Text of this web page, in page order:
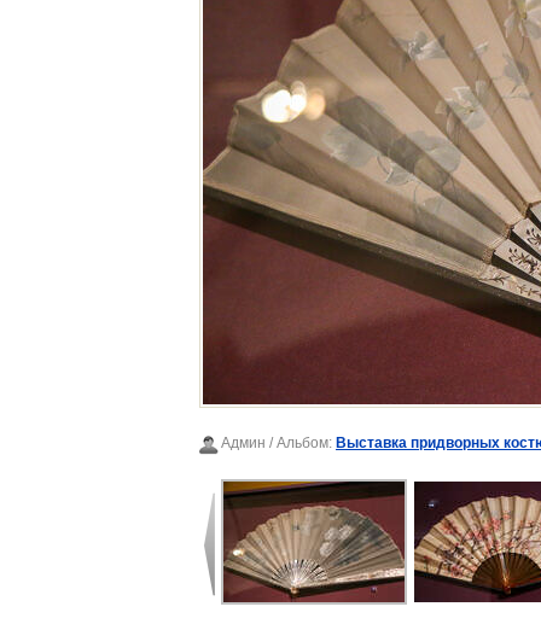
Админ / Альбом: Выставка придворных